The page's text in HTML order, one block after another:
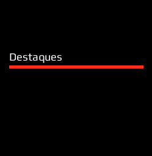
Destaques